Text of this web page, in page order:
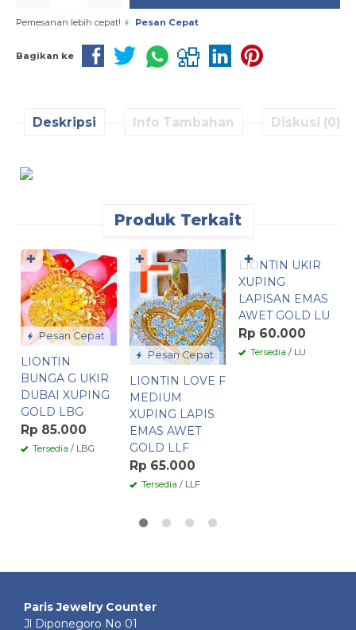
Pemesanan lebih cepat! Pesan Cepat
Bagikan ke
Deskripsi Info Tambahan Diskusi (0)
Produk Terkait
Pesan Cepat
LIONTIN
BUNGA G UKIR
DUBAI XUPING
GOLD LBG
Rp 85.000
Tersedia / LBG
✚
Pesan Cepat
LIONTIN LOVE F
MEDIUM
XUPING LAPIS
EMAS AWET
GOLD LLF
Rp 65.000
Tersedia / LLF
✚
LIONTIN UKIR
XUPING
LAPISAN EMAS
AWET GOLD LU
Rp 60.000
Tersedia / LU
✚
Paris Jewelry Counter
Jl Diponegoro No 01